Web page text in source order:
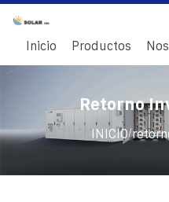
Inicio Productos
Retorno
INICIO/